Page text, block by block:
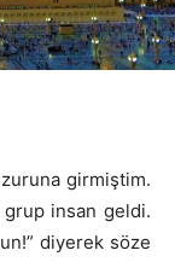
girmiştim.
grup insan geldi.
diyerek söze